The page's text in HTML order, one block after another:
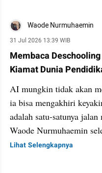
Waode Nurmuhaemin
31 Jul 2026 13:39 WIB
Membaca
Kiamat Dunia
AI mungkin tidak akan
ia bisa mengakhiri
adalah satu-satunya
Waode Nurmuhaemin
Lihat Selengkapnya